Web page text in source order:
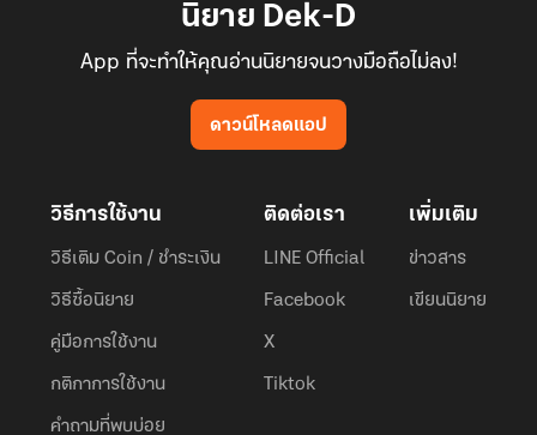
นิยาย Dek-D
App ที่จะทำให้คุณอ่านนิยายจนวางมือถือไม่ลง!
ดาวน์โหลดแอป
วิธีการใช้งาน
วิธีเติม Coin / ชำระเงิน
วิธีซื้อนิยาย
คู่มือการใช้งาน
กติกาการใช้งาน
คำถามที่พบบ่อย
ติดต่อเรา
LINE Official
Facebook
X
Tiktok
เพิ่มเติม
ข่าวสาร
เขียนนิยาย